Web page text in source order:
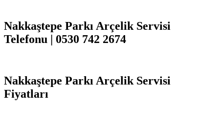
Nakkaştepe Parkı Arçelik Servisi
Telefonu | 0530 742 2674
Nakkaştepe Parkı Arçelik Servisi
Fiyatları